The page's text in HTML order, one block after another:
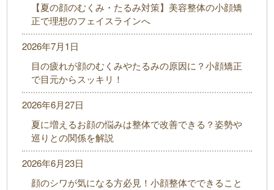
【夏の顔のむくみ・たるみ対策】美容整体の小顔矯
正で理想のフェイスラインへ
目の疲れが顔のむくみやたるみの原因に？小顔矯正
で目元からスッキリ！
2026年7月1日
夏に増えるお顔の悩みは整体で改善できる？姿勢や
巡りとの関係を解説
2026年6月27日
顔のシワが気になる方必見！小顔整体でできること
2026年6月23日